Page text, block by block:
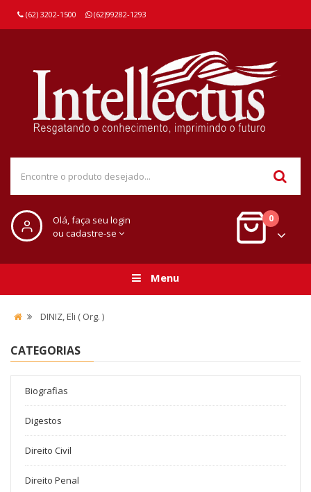
(62) 3202-1500 (62)99282-1293
Olá, faça seu login
ou cadastre-se
0
Menu
DINIZ, Eli ( Org. )
CATEGORIAS
Biografias
Digestos
Direito Civil
Direito Penal